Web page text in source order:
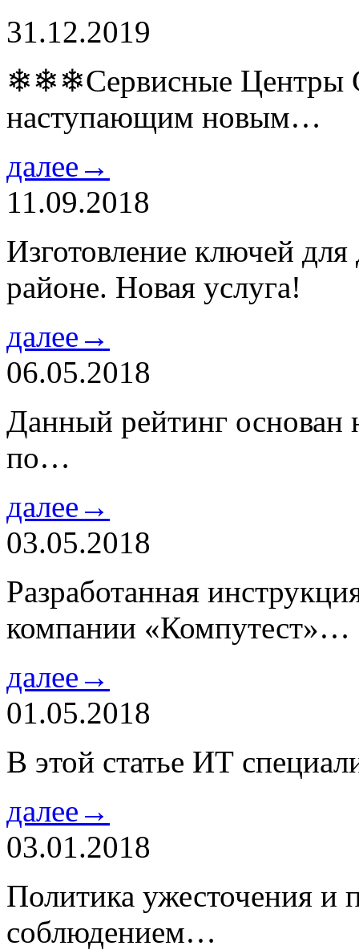
31.12.2019
❄❄❄Сервисные Центры
наступающим новым…
далее→
11.09.2018
Изготовление ключей
районе. Новая услуга!
далее→
06.05.2018
Данный рейтинг основан
по…
далее→
03.05.2018
Разработанная
компании «Компутест»…
далее→
01.05.2018
В этой статье ИТ
далее→
03.01.2018
Политика ужесточения и
соблюдением…